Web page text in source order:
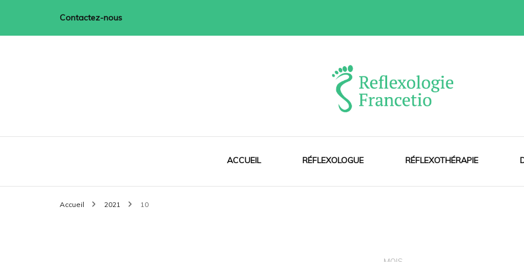
Contactez-nous
Réflexologie Francetio
ACCUEIL RÉFLEXOLOGUE RÉFLEXOTHÉRAPIE
Accueil 2021 10